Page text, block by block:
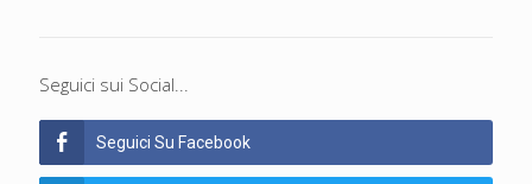
Seguici sui Social...
Seguici Su Facebook